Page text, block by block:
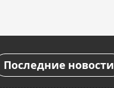
Последние новости